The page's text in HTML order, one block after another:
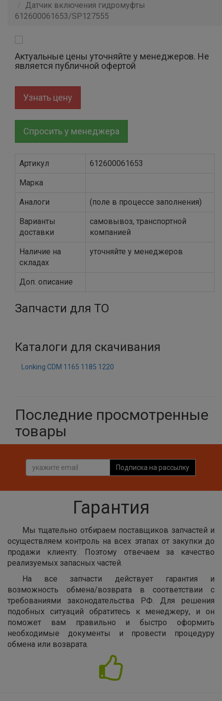
Датчик включения гидромуфты
612600061653/SP127555
Актуальные цены уточняйте у менеджеров. Не
является публичной офертой
Узнать цену
Спросить у менеджера
Артикул 612600061653
Марка
Аналоги (поле в процессе заполнения)
Варианты
доставки
самовывоз, транспортной
компанией
Наличие на
складах
уточняйте у менеджеров
Доп. описание
Запчасти для ТО
Каталоги для скачивания
Lonking CDM 1165 1185 1220
Последние просмотренные
товары
Подписка на рассылку
Гарантия
Мы тщательно отбираем поставщиков запчастей и
осуществляем контроль на всех этапах от закупки до
продажи клиенту. Поэтому отвечаем за качество
реализуемых запасных частей.
На все запчасти действует гарантия и
возможность обмена/возврата в соответствии с
требованиями законодательства РФ. Для решения
подобных ситуаций обратитесь к менеджеру, и он
поможет вам правильно и быстро оформить
необходимые документы и провести процедуру
обмена или возврата.